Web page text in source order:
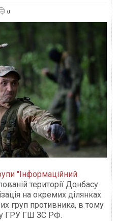
0
"Інформаційний
території Донбасу
на окремих ділянках
груп противника, в тому
ГРУ ГШ ЗС РФ.